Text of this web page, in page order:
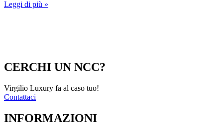
Leggi di più »
CERCHI UN NCC?
Virgilio Luxury fa al caso tuo!
Contattaci
INFORMAZIONI